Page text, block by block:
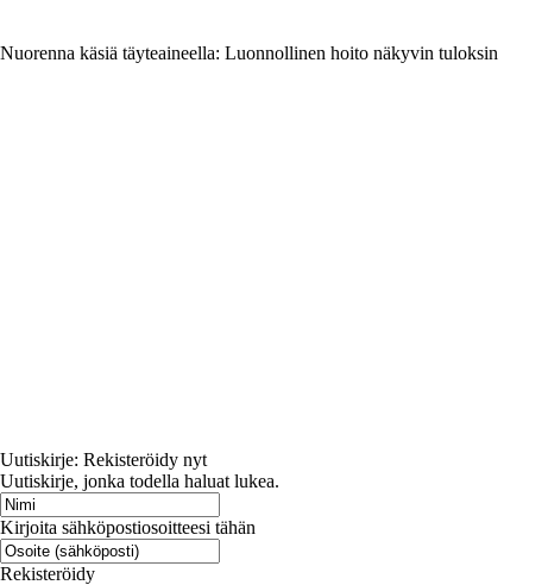
Nuorenna käsiä täyteaineella: Luonnollinen hoito näkyvin tuloksin
Uutiskirje: Rekisteröidy nyt
Uutiskirje, jonka todella haluat lukea.
Kirjoita sähköpostiosoitteesi tähän
Rekisteröidy